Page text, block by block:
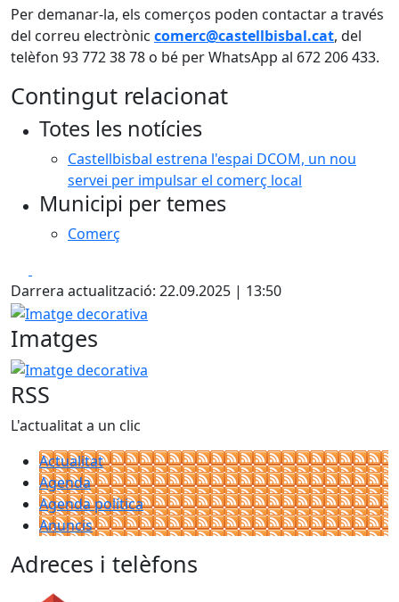
Per demanar-la, els comerços poden contactar a través
del correu electrònic comerc@castellbisbal.cat, del
telèfon 93 772 38 78 o bé per WhatsApp al 672 206 433.
Contingut relacionat
Totes les notícies
Castellbisbal estrena l'espai DCOM, un nou
servei per impulsar el comerç local
Municipi per temes
Comerç
Darrera actualització: 22.09.2025 | 13:50
Imatge decorativa
Imatges
Imatge decorativa
RSS
L'actualitat a un clic
Actualitat
Agenda
Agenda política
Anuncis
Adreces i telèfons